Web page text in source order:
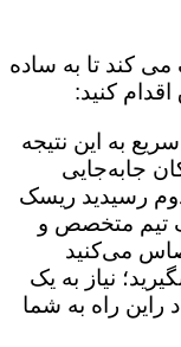
کند تا به ساده
کنید:
به این نتیجه
جابه‌جایی
دوم رسیدید ریسک
تیم متخصص و
می‌کنید
نیاز به یک
راین راه به شما